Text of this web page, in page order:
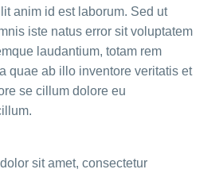
anim id est laborum. Sed ut
iste natus error sit voluptatem
laudantium, totam rem
quae ab illo inventore veritatis et
se cillum dolore eu
sit amet, consectetur